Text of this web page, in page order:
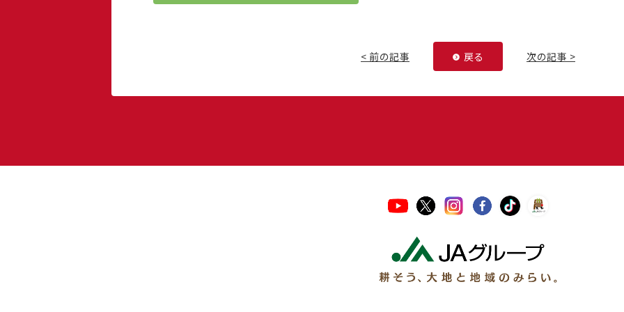
< 前の記事 次の記事 >
戻る